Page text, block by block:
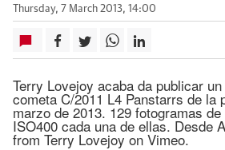
Thursday, 7 March 2013, 14:00
Terry Lovejoy acaba da publicar
cometa C/2011 L4 Panstarrs de la
marzo de 2013. 129 fotogramas
ISO400 cada una de ellas. Desde
from Terry Lovejoy on Vimeo.